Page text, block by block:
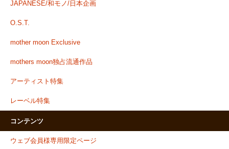
JAPANESE/和モノ/日本企画
O.S.T.
mother moon Exclusive
mothers moon独占流通作品
アーティスト特集
レーベル特集
コンテンツ
ウェブ会員様専用限定ページ